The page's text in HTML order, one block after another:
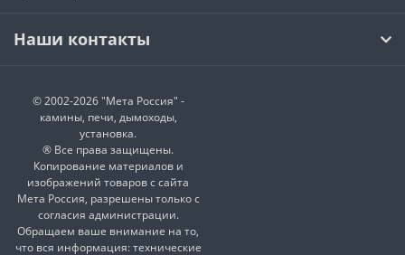
Наши контакты
© 2002-2026 "Мета Россия" -
камины, печи, дымоходы,
установка.
® Все права защищены.
Копирование материалов и
изображений товаров с сайта
Мета Россия, разрешены только с
согласия администрации.
Обращаем ваше внимание на то,
что вся информация: технические